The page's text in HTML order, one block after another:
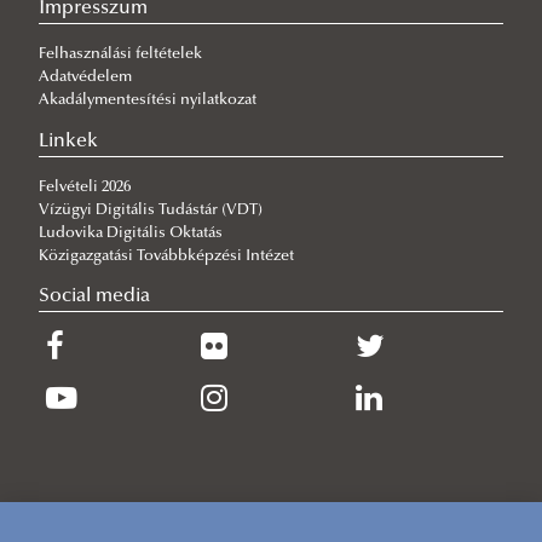
Közel 2600 új hallgató kezdheti meg tanulmányait az Év Egyeteme-
2026/07/21
VTK-s elismerések az egyetemi tanévzárón
2026/07/14
Sikerrel rendezték meg a Környezettudományi Terepgyakorlatot
2026/07/13
Sikerrel zárult a jubileumi 20. ERB Konferencia Baján
Impresszum
Felhasználási feltételek
Adatvédelem
Akadálymentesítési nyilatkozat
Linkek
Felvételi 2026
Vízügyi Digitális Tudástár (VDT)
Ludovika Digitális Oktatás
Közigazgatási Továbbképzési Intézet
Social media